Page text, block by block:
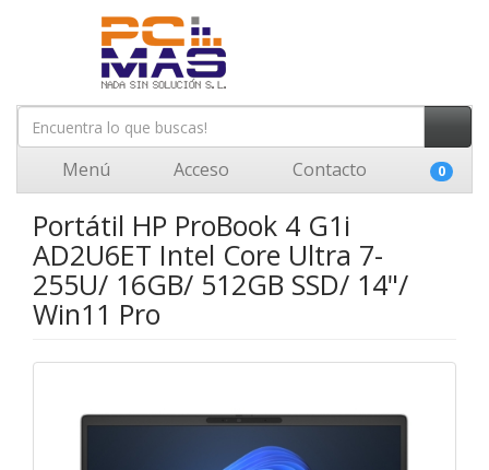
Menú Acceso Contacto 0
Portátil HP ProBook 4 G1i
AD2U6ET Intel Core Ultra 7-
255U/ 16GB/ 512GB SSD/ 14"/
Win11 Pro